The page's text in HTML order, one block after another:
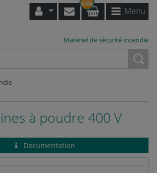
6596
Menu
Matériel de sécurité incendie
à poudre 400 V
Documentation